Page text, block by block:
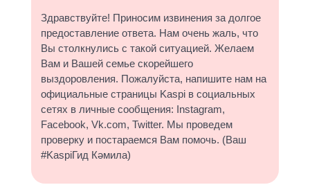
Здравствуйте! Приносим извинения за долгое
предоставление ответа. Нам очень жаль, что
Вы столкнулись с такой ситуацией. Желаем
Вам и Вашей семье скорейшего
выздоровления. Пожалуйста, напишите нам на
официальные страницы Kaspi в социальных
сетях в личные сообщения: Instagram,
Facebook, Vk.com, Twitter. Мы проведем
проверку и постараемся Вам помочь. (Ваш
#KaspiГид Кәмила)